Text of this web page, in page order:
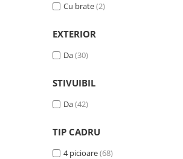
Cu brate(2)
EXTERIOR
Da(30)
STIVUIBIL
Da(42)
TIP CADRU
4 picioare(68)